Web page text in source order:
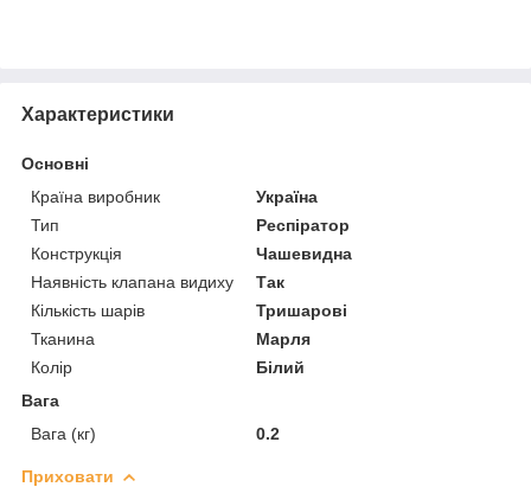
Характеристики
Основні
Країна виробник
Україна
Тип
Респіратор
Конструкція
Чашевидна
Наявність клапана видиху
Так
Кількість шарів
Тришарові
Тканина
Марля
Колір
Білий
Вага
Вага (кг)
0.2
Приховати